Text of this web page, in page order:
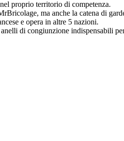
proprio territorio di competenza.
ma anche la catena di
e opera in altre 5 nazioni.
di congiunzione indispensabili